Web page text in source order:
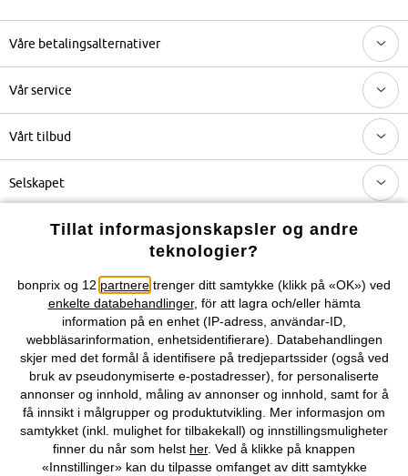
Våre betalingsalternativer
Vår service
Vårt tilbud
Selskapet
Topkategorier / Sesongvarer
Du kan også finne oss på
Kjøpsvilkår Personopplysninger Cookie-innstillinger
Om Oss Angre kjøp
©2026 bonprix.
Tillat informasjonskapsler og andre
teknologier?
bonprix og 12 partnere trenger ditt samtykke (klikk på «OK») ved
enkelte databehandlinger, för att lagra och/eller hämta
information på en enhet (IP-adress, användar-ID,
webbläsarinformation, enhetsidentifierare). Databehandlingen
skjer med det formål å identifisere på tredjepartssider (også ved
bruk av pseudonymiserte e-postadresser), for personaliserte
annonser og innhold, måling av annonser og innhold, samt for å
få innsikt i målgrupper og produktutvikling. Mer informasjon om
samtykket (inkl. mulighet for tilbakekall) og innstillingsmuligheter
finner du når som helst her. Ved å klikke på knappen
«Innstillinger» kan du tilpasse omfanget av ditt samtykke